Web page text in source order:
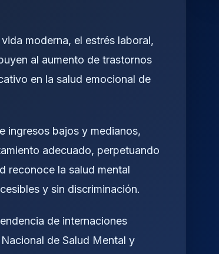
moderna, el estrés laboral,
al aumento de trastornos
en la salud emocional de
ingresos bajos y medianos,
adecuado, perpetuando
reconoce la salud mental
y sin discriminación.
de internaciones
de Salud Mental y